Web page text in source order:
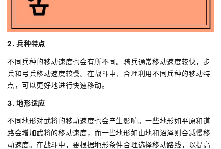
2. 兵种特点
不同兵种的移动速度也会有所不同。骑兵通常移动速度较快，步
兵和弓兵移动速度较慢。在战斗中，合理利用不同兵种的移动特
点，可以更好地进行快速移动。
3. 地形适应
不同地形对武将的移动速度也会产生影响。一些地形如平原和道
路会增加武将的移动速度，而一些地形如山地和沼泽则会减慢移
动速度。在战斗中，要根据地形条件合理选择移动路线，以提高